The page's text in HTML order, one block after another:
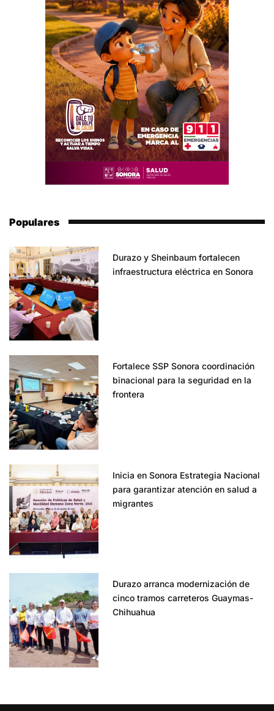
Populares
Durazo y Sheinbaum fortalecen
infraestructura eléctrica en Sonora
Fortalece SSP Sonora coordinación
binacional para la seguridad en la
frontera
Inicia en Sonora Estrategia Nacional
para garantizar atención en salud a
migrantes
Durazo arranca modernización de
cinco tramos carreteros Guaymas-
Chihuahua